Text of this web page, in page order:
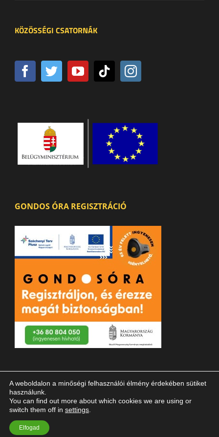
KÖZÖSSÉGI CSATORNÁK
GONDOS ÓRA REGISZTRÁCIÓ
© 2023 Magyar Vakok és Gyengénlátók Országos Szövetsége
A weboldalon a minőségi felhasználói élmény érdekében sütiket
használunk.
You can find out more about which cookies we are using or
switch them off in settings
Elfogad